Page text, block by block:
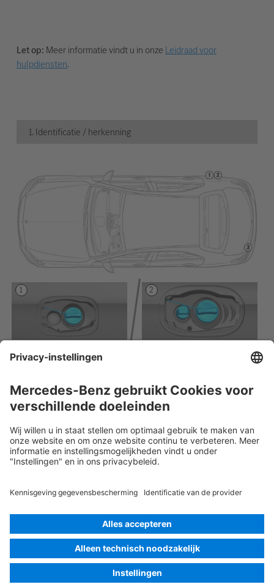
Let op: Meer informatie vindt u in onze Leidraad voor
hulpdiensten.
1. Identificatie / herkenning
Rescue Card Personenauto Versie 07/2026 03.1 ID-Nr.: 205.0
Taal selecteren
© 2026Mercedes-Benz AG
Identificatie van de aanbieder
Cookie-instellingen
Gegevensbescherming